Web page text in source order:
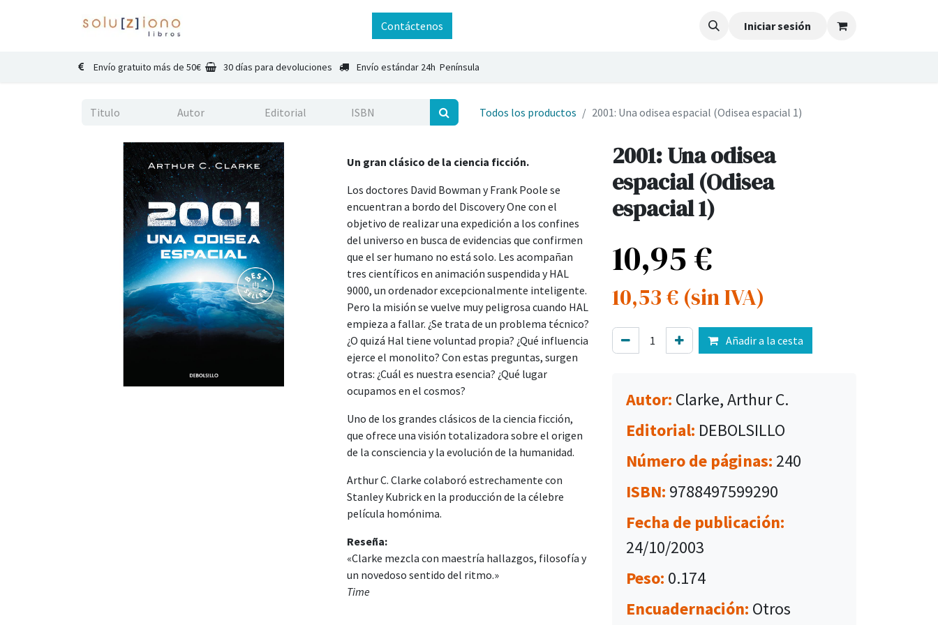
Contáctenos Iniciar sesión
Envío gratuito más de 50€ 30 días para devoluciones Envío estándar 24h Península
Todos los productos 2001: Una odisea espacial (Odisea espacial 1)
Un gran clásico de la ciencia ficción.
Los doctores David Bowman y Frank Poole se
encuentran a bordo del Discovery One con el
objetivo de realizar una expedición a los confines
del universo en busca de evidencias que confirmen
que el ser humano no está solo. Les acompañan
tres científicos en animación suspendida y HAL
9000, un ordenador excepcionalmente inteligente.
Pero la misión se vuelve muy peligrosa cuando HAL
empieza a fallar. ¿Se trata de un problema técnico?
¿O quizá Hal tiene voluntad propia? ¿Qué influencia
ejerce el monolito? Con estas preguntas, surgen
otras: ¿Cuál es nuestra esencia? ¿Qué lugar
ocupamos en el cosmos?
Uno de los grandes clásicos de la ciencia ficción,
que ofrece una visión totalizadora sobre el origen
de la consciencia y la evolución de la humanidad.
Arthur C. Clarke colaboró estrechamente con
Stanley Kubrick en la producción de la célebre
película homónima.
Reseña:
«Clarke mezcla con maestría hallazgos, filosofía y
un novedoso sentido del ritmo.»
Time
2001: Una odisea
espacial (Odisea
espacial 1)
10,95€
10,53€ (sin IVA)
Añadir a la cesta
Autor: Clarke, Arthur C.
Editorial: DEBOLSILLO
Número de páginas: 240
ISBN: 9788497599290
Fecha de publicación:
24/10/2003
Peso: 0.174
Encuadernación: Otros